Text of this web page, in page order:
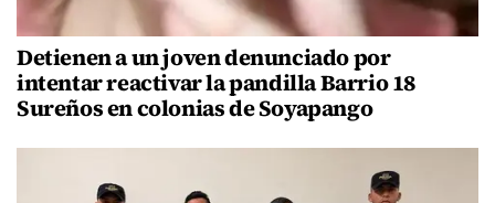
Detienen a un joven denunciado por
intentar reactivar la pandilla Barrio 18
Sureños en colonias de Soyapango